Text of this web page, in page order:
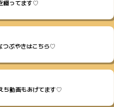
綴ってます♡
つぶやきはこちら♡
ち動画もあげてます♡